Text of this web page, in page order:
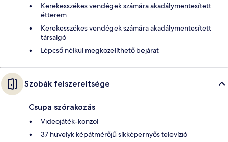
Kerekesszékes vendégek számára akadálymentesített
étterem
Kerekesszékes vendégek számára akadálymentesített
társalgó
Lépcső nélkül megközelíthető bejárat
Szobák felszereltsége
Csupa szórakozás
Videojáték-konzol
37 hüvelyk képátmérőjű síkképernyős televízió